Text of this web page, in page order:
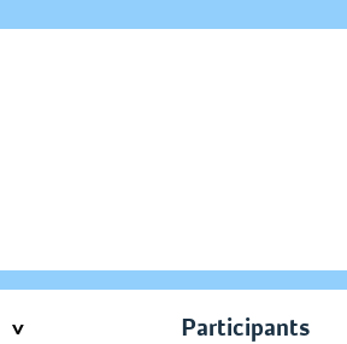
Participants